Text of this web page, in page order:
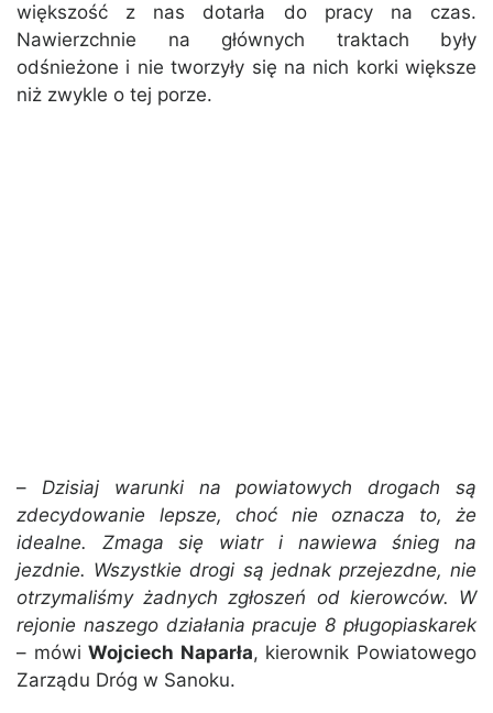
większość z nas dotarła do pracy na czas.
Nawierzchnie na głównych traktach były
odśnieżone i nie tworzyły się na nich korki większe
niż zwykle o tej porze.
– Dzisiaj warunki na powiatowych drogach są
zdecydowanie lepsze, choć nie oznacza to, że
idealne. Zmaga się wiatr i nawiewa śnieg na
jezdnie. Wszystkie drogi są jednak przejezdne, nie
otrzymaliśmy żadnych zgłoszeń od kierowców. W
rejonie naszego działania pracuje 8 pługopiaskarek
– mówiWojciech Naparła, kierownik Powiatowego
Zarządu Dróg w Sanoku.